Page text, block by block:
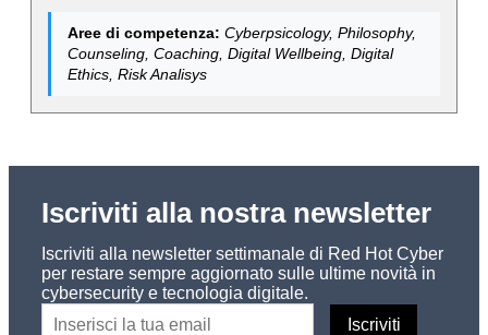
Aree di competenza: Cyberpsicology, Philosophy,
Counseling, Coaching, Digital Wellbeing, Digital
Ethics, Risk Analisys
Iscriviti alla nostra newsletter
Iscriviti alla newsletter settimanale di Red Hot Cyber
per restare sempre aggiornato sulle ultime novità in
cybersecurity e tecnologia digitale.